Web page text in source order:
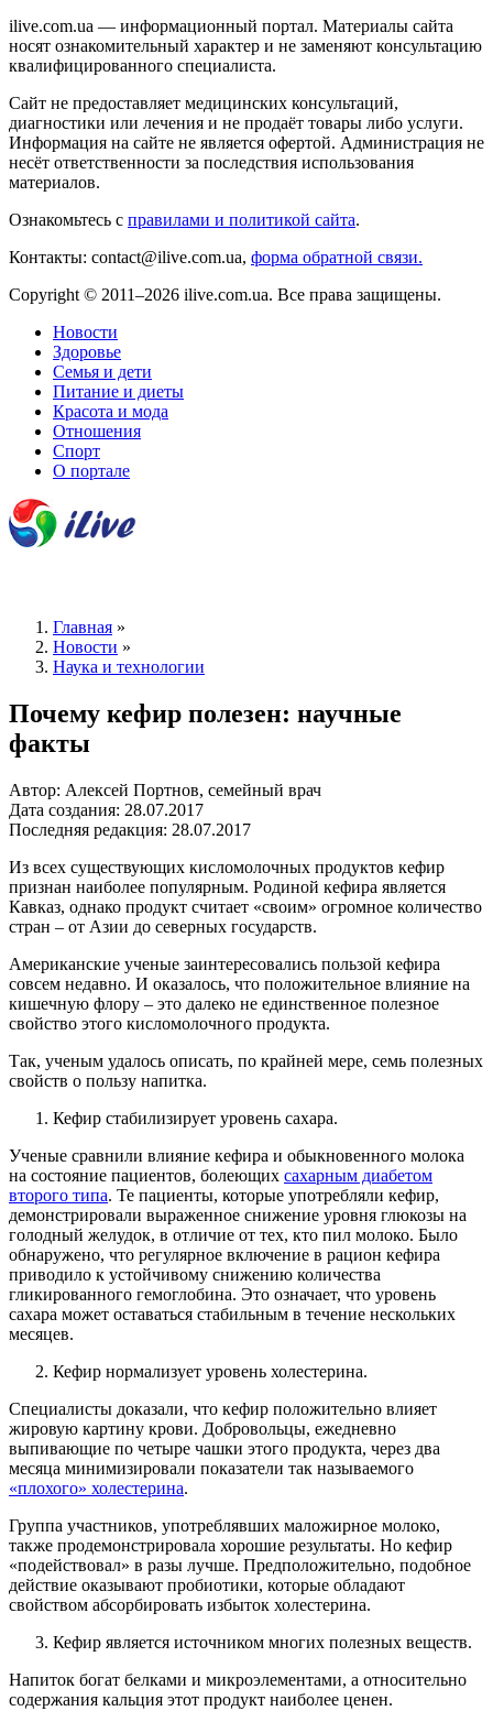
ilive.com.ua — информационный портал. Материалы сайта
носят ознакомительный характер и не заменяют консультацию
квалифицированного специалиста.
Сайт не предоставляет медицинских консультаций,
диагностики или лечения и не продаёт товары либо услуги.
Информация на сайте не является офертой. Администрация не
несёт ответственности за последствия использования
материалов.
Ознакомьтесь с правилами и политикой сайта.
Контакты: contact@ilive.com.ua, форма обратной связи.
Copyright © 2011–2026 ilive.com.ua. Все права защищены.
Новости
Здоровье
Семья и дети
Питание и диеты
Красота и мода
Отношения
Спорт
О портале
Главная »
Новости »
Наука и технологии
Почему кефир полезен: научные
факты
Автор: Алексей Портнов, семейный врач
Дата создания: 28.07.2017
Последняя редакция: 28.07.2017
Из всех существующих кисломолочных продуктов кефир
признан наиболее популярным. Родиной кефира является
Кавказ, однако продукт считает «своим» огромное количество
стран – от Азии до северных государств.
Американские ученые заинтересовались пользой кефира
совсем недавно. И оказалось, что положительное влияние на
кишечную флору – это далеко не единственное полезное
свойство этого кисломолочного продукта.
Так, ученым удалось описать, по крайней мере, семь полезных
свойств о пользу напитка.
Кефир стабилизирует уровень сахара.
Ученые сравнили влияние кефира и обыкновенного молока
на состояние пациентов, болеющих сахарным диабетом
второго типа. Те пациенты, которые употребляли кефир,
демонстрировали выраженное снижение уровня глюкозы на
голодный желудок, в отличие от тех, кто пил молоко. Было
обнаружено, что регулярное включение в рацион кефира
приводило к устойчивому снижению количества
гликированного гемоглобина. Это означает, что уровень
сахара может оставаться стабильным в течение нескольких
месяцев.
Кефир нормализует уровень холестерина.
Специалисты доказали, что кефир положительно влияет
жировую картину крови. Добровольцы, ежедневно
выпивающие по четыре чашки этого продукта, через два
месяца минимизировали показатели так называемого
«плохого» холестерина.
Группа участников, употреблявших маложирное молоко,
также продемонстрировала хорошие результаты. Но кефир
«подействовал» в разы лучше. Предположительно, подобное
действие оказывают пробиотики, которые обладают
свойством абсорбировать избыток холестерина.
Кефир является источником многих полезных веществ.
Напиток богат белками и микроэлементами, а относительно
содержания кальция этот продукт наиболее ценен.